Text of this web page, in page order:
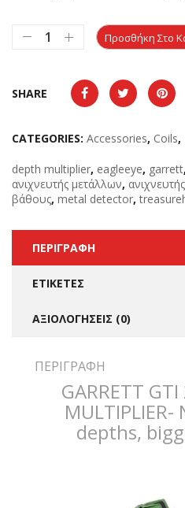
Προσθήκη Στο
SHARE
CATEGORIES: Accessories, Coils,
depth multiplier, eagleeye, garrett,
ανιχνευτής μετάλλων,
βάθους, metal detector,
ΠΕΡΙΓΡΑΦΉ
ΕΤΙΚΈΤΕΣ
ΑΞΙΟΛΟΓΉΣΕΙΣ (0)
ΠΕΡΙΓΡΑΦΉ
GARRETT
depths,